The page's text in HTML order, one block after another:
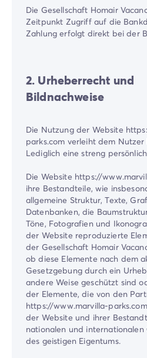
Die Gesellschaft Homair
Zeitpunkt Zugriff auf die
Zahlung erfolgt direkt bei der
2. Urheberrecht und
Bildnachweise
Die Nutzung der Website
parks.com verleiht dem Nutzer
Lediglich eine streng
Die Website https://
ihre Bestandteile, wie
allgemeine Struktur, Texte,
Datenbanken, die
Töne, Fotografien und
der Website reproduzierte
der Gesellschaft Homair
ob diese Elemente nach dem
Gesetzgebung durch ein
andere Weise geschützt sind
der Elemente, die von den
https://www.marvilla-
der Website und ihrer
nationalen und internationalen
des geistigen Eigentums.